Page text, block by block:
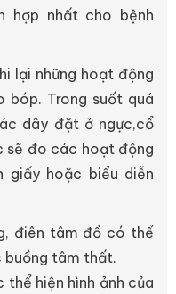
hợp nhất cho bệnh
lại những hoạt động
bóp. Trong suốt quá
dây đặt ở ngực,cổ
sẽ đo các hoạt động
giấy hoặc biểu diễn
điên tâm đồ có thể
buồng tâm thất.
hiện hình ảnh của